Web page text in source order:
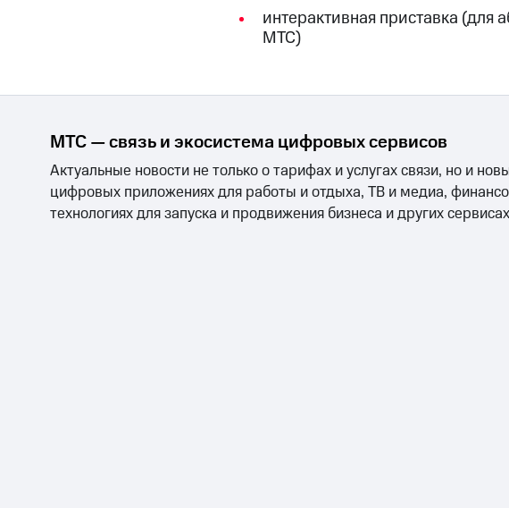
интерактивная приставка (для
МТС)
МТС — связь и экосистема цифровых сервисов
Актуальные новости не только о тарифах и услугах связи, но и
цифровых приложениях для работы и отдыха, ТВ и медиа,
технологиях для запуска и продвижения бизнеса и других